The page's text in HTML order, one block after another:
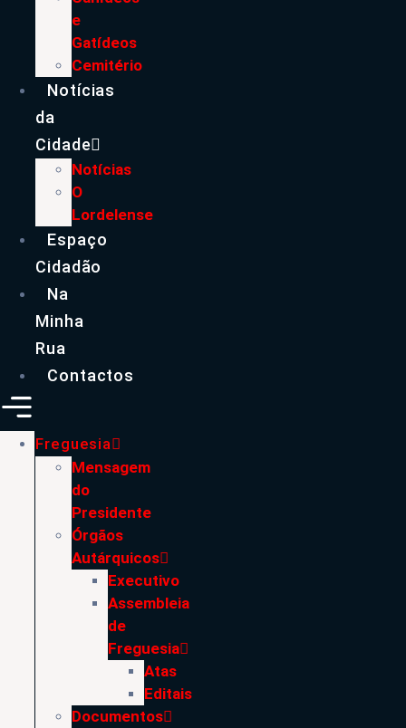
e
Gatídeos
Cemitério
Notícias
da
Cidade
Notícias
O
Lordelense
Espaço
Cidadão
Na
Minha
Rua
Contactos
Freguesia
Mensagem
do
Presidente
Órgãos
Autárquicos
Executivo
Assembleia
de
Freguesia
Atas
Editais
Documentos